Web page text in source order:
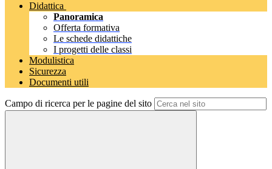
Didattica
Panoramica
Offerta formativa
Le schede didattiche
I progetti delle classi
Modulistica
Sicurezza
Documenti utili
Campo di ricerca per le pagine del sito